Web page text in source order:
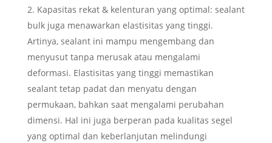
Kapasitas rekat & kelenturan yang optimal: sealant
bulk juga menawarkan elastisitas yang tinggi.
Artinya, sealant ini mampu mengembang dan
menyusut tanpa merusak atau mengalami
deformasi. Elastisitas yang tinggi memastikan
sealant tetap padat dan menyatu dengan
permukaan, bahkan saat mengalami perubahan
dimensi. Hal ini juga berperan pada kualitas segel
yang optimal dan keberlanjutan melindungi